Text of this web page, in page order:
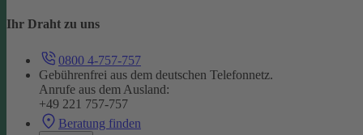
Ihr Draht zu uns
0800 4-757-757
Gebührenfrei aus dem deutschen Telefonnetz.
Anrufe aus dem Ausland:
+49 221 757-757
Beratung finden